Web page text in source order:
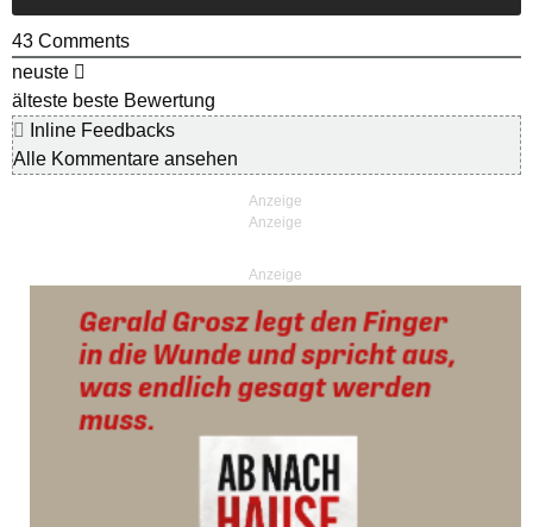
43 Comments
neuste
älteste beste Bewertung
Inline Feedbacks
Alle Kommentare ansehen
Anzeige